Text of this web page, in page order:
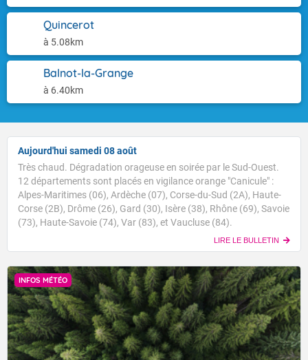
Quincerot
à 5.08km
Balnot-la-Grange
à 6.40km
Aujourd'hui samedi 08 août
Très chaud. Dégradation orageuse en soirée par le Sud-Ouest.
12 départements sont placés en vigilance orange "Canicule" :
Alpes-Maritimes (06), Ardèche (07), Corse-du-Sud (2A), Haute-
Corse (2B), Drôme (26), Gard (30), Isère (38), Rhône (69), Savoie
(73), Haute-Savoie (74), Var (83), et Vaucluse (84).
LIRE LE BULLETIN
INFOS MÉTÉO